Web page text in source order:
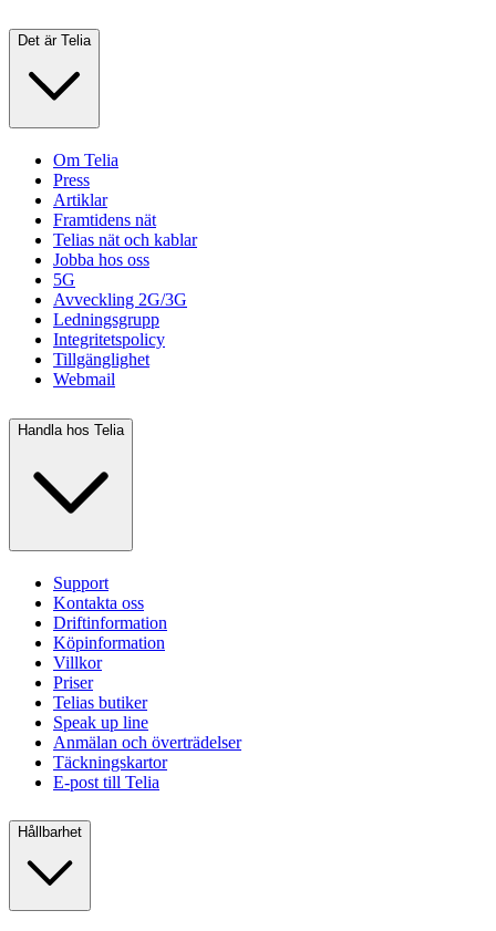
Det är Telia
Om Telia
Press
Artiklar
Framtidens nät
Telias nät och kablar
Jobba hos oss
5G
Avveckling 2G/3G
Ledningsgrupp
Integritetspolicy
Tillgänglighet
Webmail
Handla hos Telia
Support
Kontakta oss
Driftinformation
Köpinformation
Villkor
Priser
Telias butiker
Speak up line
Anmälan och överträdelser
Täckningskartor
E-post till Telia
Hållbarhet